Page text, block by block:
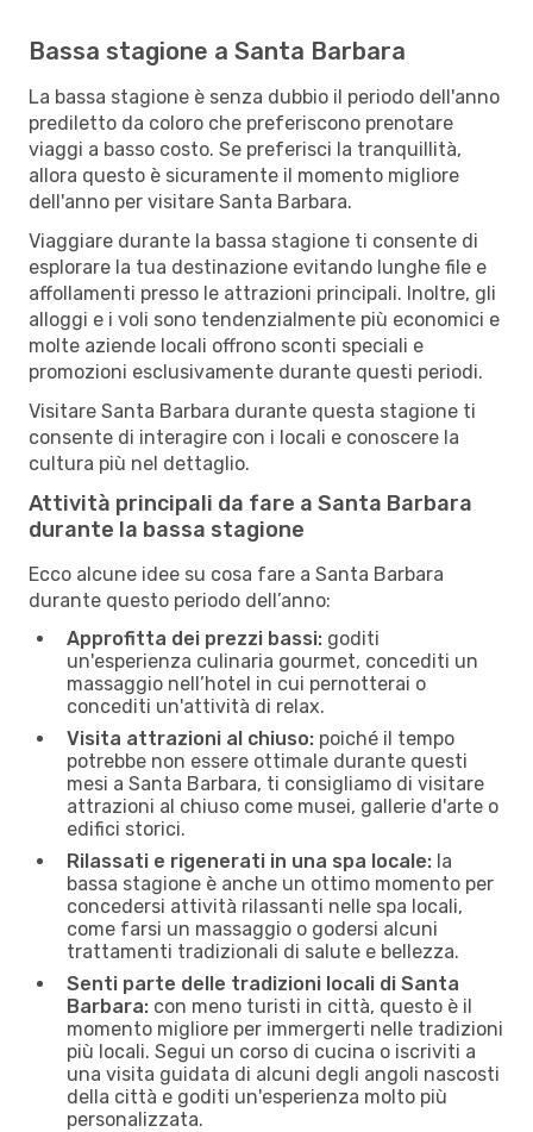
Bassa stagione a Santa Barbara
La bassa stagione è senza dubbio il periodo dell'anno
prediletto da coloro che preferiscono prenotare
viaggi a basso costo. Se preferisci la tranquillità,
allora questo è sicuramente il momento migliore
dell'anno per visitare Santa Barbara.
Viaggiare durante la bassa stagione ti consente di
esplorare la tua destinazione evitando lunghe file e
affollamenti presso le attrazioni principali. Inoltre, gli
alloggi e i voli sono tendenzialmente più economici e
molte aziende locali offrono sconti speciali e
promozioni esclusivamente durante questi periodi.
Visitare Santa Barbara durante questa stagione ti
consente di interagire con i locali e conoscere la
cultura più nel dettaglio.
Attività principali da fare a Santa Barbara
durante la bassa stagione
Ecco alcune idee su cosa fare a Santa Barbara
durante questo periodo dell’anno:
Approfitta dei prezzi bassi: goditi
un'esperienza culinaria gourmet, concediti un
massaggio nell’hotel in cui pernotterai o
concediti un'attività di relax.
Visita attrazioni al chiuso: poiché il tempo
potrebbe non essere ottimale durante questi
mesi a Santa Barbara, ti consigliamo di visitare
attrazioni al chiuso come musei, gallerie d'arte o
edifici storici.
Rilassati e rigenerati in una spa locale: la
bassa stagione è anche un ottimo momento per
concedersi attività rilassanti nelle spa locali,
come farsi un massaggio o godersi alcuni
trattamenti tradizionali di salute e bellezza.
Senti parte delle tradizioni locali di Santa
Barbara: con meno turisti in città, questo è il
momento migliore per immergerti nelle tradizioni
più locali. Segui un corso di cucina o iscriviti a
una visita guidata di alcuni degli angoli nascosti
della città e goditi un'esperienza molto più
personalizzata.